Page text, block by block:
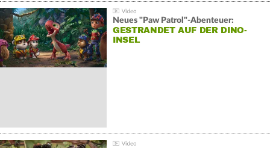
Neues "Paw Patrol"-Abenteuer:
GESTRANDET AUF DER DINO-
INSEL